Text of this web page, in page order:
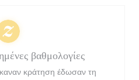
βαθμολογίες
κράτηση έδωσαν τη